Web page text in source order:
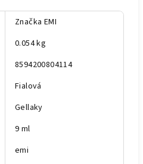
Značka EMI
0.054 kg
8594200804114
Fialová
Gellaky
9 ml
emi